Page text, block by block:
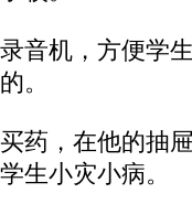
机，方便学
。
，在他的抽
生小灾小病。